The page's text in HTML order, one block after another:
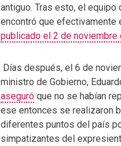
antiguo. Tras esto, el equipo
encontró que efectivamente
publicado el 2 de noviembre
Días después, el 6 de
ministro de Gobierno,
aseguró que no se habían
ese entonces se realizaron
diferentes puntos del país
simpatizantes del